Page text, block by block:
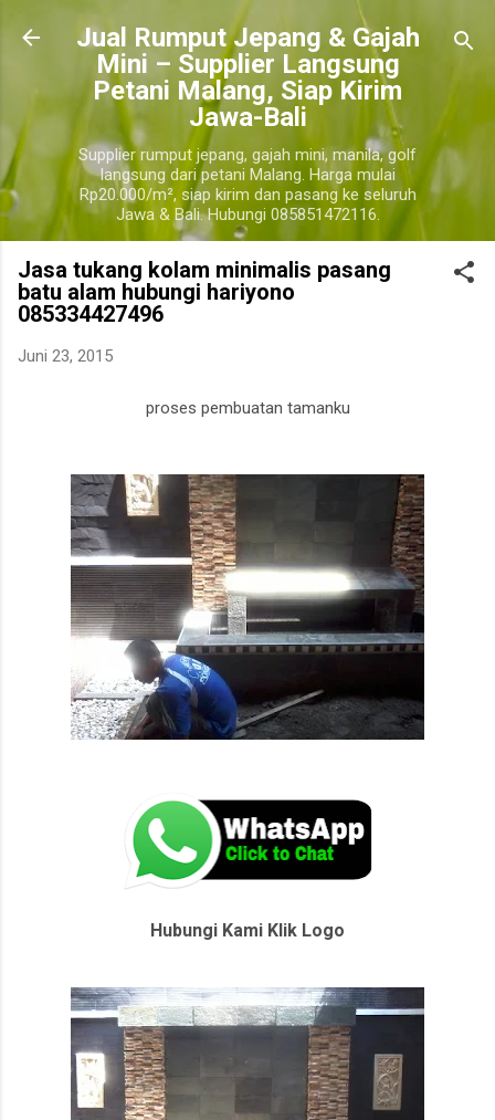
Langsung ke
​Jual Rumput Jepang & Gajah
Mini – Supplier Langsung
Petani Malang, Siap Kirim
Jawa-Bali
Supplier rumput jepang, gajah mini, manila, golf
langsung dari petani Malang. Harga mulai
Rp20.000/m², siap kirim dan pasang ke seluruh
Jawa & Bali. Hubungi 085851472116.
Jasa tukang kolam minimalis pasang
batu alam hubungi hariyono
085334427496
Juni 23, 2015
proses pembuatan tamanku
Hubungi Kami Klik Logo